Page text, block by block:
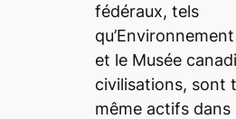
fédéraux, tels
et le Musée
civilisations, sont
même actifs dans